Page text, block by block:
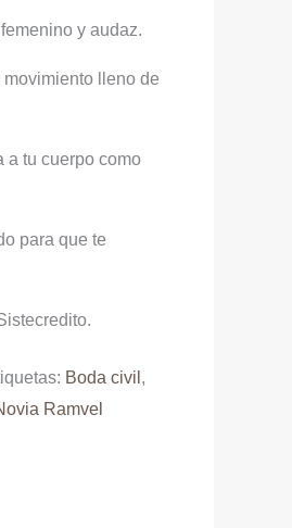
y audaz.
movimiento lleno de
a tu cuerpo como
para que te
Boda civil ,
Ramvel